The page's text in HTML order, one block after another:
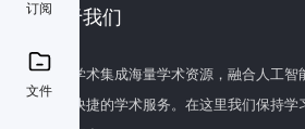
订阅
文件
关于我们
百度学术集成海量学术资源，融合人工
全面快捷的学术服务。在这里我们保持